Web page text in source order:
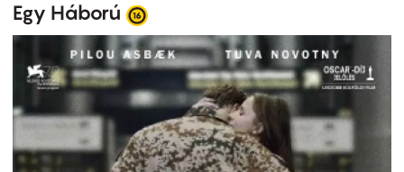
Egy Háború